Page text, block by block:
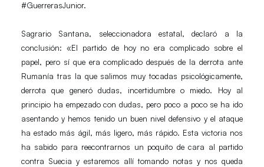
#GuerrerasJunior.
Sagrario Santana, seleccionadora estatal, declaró a la
conclusión: «El partido de hoy no era complicado sobreel
papel, pero sí que era complicado después de la derrota ante
Rumanía tras la que salimos muy tocadas psicológicamente,
derrota que generó dudas, incertidumbre o miedo. Hoy al
principio ha empezado con dudas, pero poco a poco se ha ido
asentando y hemos tenido un buen niveldefensivo y el ataque
ha estado más ágil, más ligero, más rápido. Esta victoria nos
ha sabido para reecontrarnos un poquito de cara al partido
contra Suecia y estaremos allí tomando notas y nosqueda